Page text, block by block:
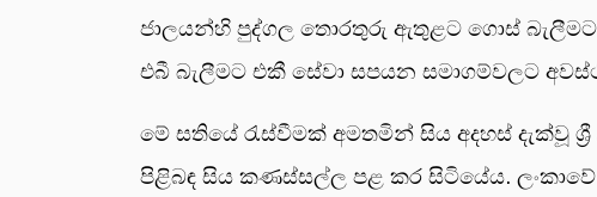
ජාලයන්හි පුද්ගල තොරතුරු ඇතුළට ගොස්
එබී බැලීමට එකී සේවා සපයන සමාගම්වලට
මේ සතියේ රැස්වීමක් අමතමින් සිය අදහස් දැක්වූ
පිළිබඳ සිය කණස්සල්ල පළ කර සිටියේය.